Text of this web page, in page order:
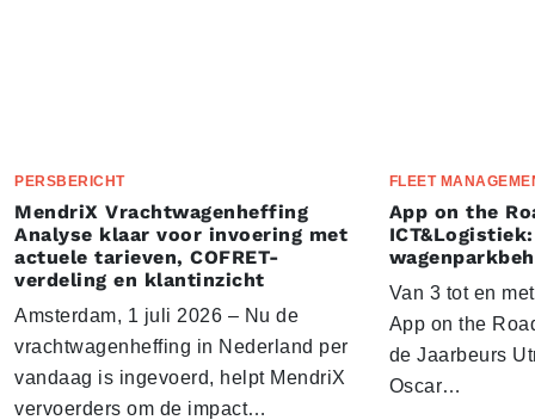
PERSBERICHT
MendriX Vrachtwagenheffing
Analyse klaar voor invoering met
actuele tarieven, COFRET-
verdeling en klantinzicht
Amsterdam, 1 juli 2026 – Nu de
vrachtwagenheffing in Nederland per
vandaag is ingevoerd, helpt MendriX
vervoerders om de impact…
FLEET
App on the
Van 3 tot en
App on the
de Jaarbeurs
Oscar…